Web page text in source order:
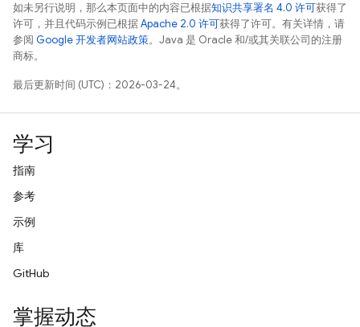
如未另行说明，那么本页面中的内容已根据知识共享署名 4.0 许可获得了
许可，并且代码示例已根据Apache 2.0 许可获得了许可。有关详情，请
参阅 Google 开发者网站政策。Java 是 Oracle 和/或其关联公司的注册
商标。
最后更新时间 (UTC)：2026-03-24。
学习
指南
参考
示例
库
GitHub
掌握动态